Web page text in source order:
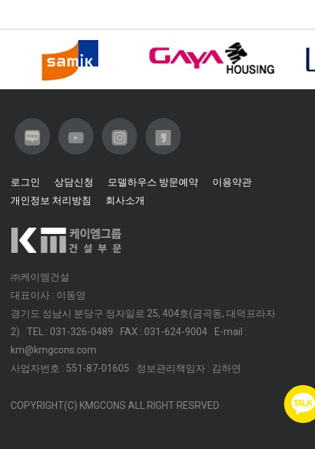
로그인 상담신청 모델하우스 방문예약
이용약관
개인정보 처리방침
회사소개
㈜케이엠건설
대표이사 : 이동영
경기도 성남시 분당구 정자일로 25, 404호(금곡동, 대덕프라자
2)
TEL : 031-326-0489 FAX : 031-624-9004
E-mail :
km@kmgcons.com
사업자번호 : 551-87-01605
정보관리책임자 : 김하연
COPYRIGHT(C) KMGCONS ALL RIGHT RESRVED